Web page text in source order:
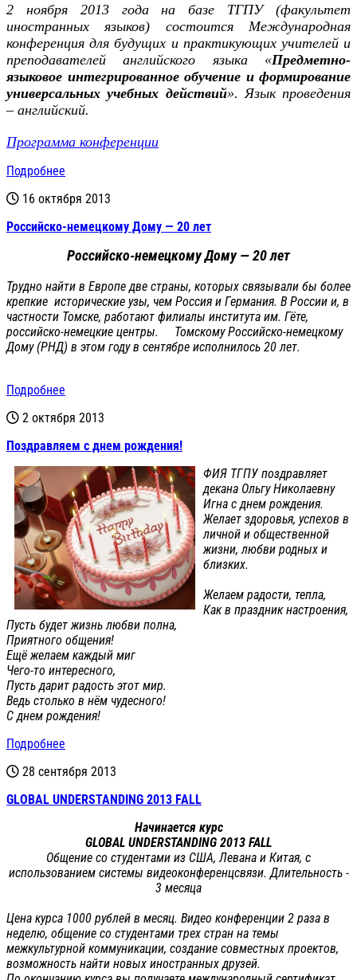
2 ноября 2013 года на базе ТГПУ (факультет
иностранных языков) состоится Международная
конференция для будущих и практикующих учителей и
преподавателей английского языка «Предметно-
языковое интегрированное обучение и формирование
универсальных учебных действий». Язык проведения
– английский.
Программа конференции
Подробнее
16 октября 2013
Российско-немецкому Дому — 20 лет
Российско-немецкому Дому — 20 лет
Трудно найти в Европе две страны, которых связывали бы более
крепкие исторические узы, чем Россия и Германия. В России и, в
частности Томске, работают филиалы института им. Гёте,
российско-немецкие центры. Томскому Российско-немецкому
Дому (РНД) в этом году в сентябре исполнилось 20 лет.
Подробнее
2 октября 2013
Поздравляем с днем рождения!
ФИЯ ТГПУ поздравляет
декана Ольгу Николаевну
Игна с днем рождения.
Желает здоровья, успехов в
личной и общественной
жизни, любви родных и
близких.
Желаем радости, тепла,
Как в праздник настроения,
Пусть будет жизнь любви полна,
Приятного общения!
Ещё желаем каждый миг
Чего-то интересного,
Пусть дарит радость этот мир.
Ведь столько в нём чудесного!
С днем рождения!
Подробнее
28 сентября 2013
GLOBAL UNDERSTANDING 2013 FALL
Начинается курс
GLOBAL UNDERSTANDING 2013 FALL
Общение со студентами из США, Левана и Китая, с
использованием системы видеоконференцсвязи. Длительность -
3 месяца
Цена курса 1000 рублей в месяц. Видео конференции 2 раза в
неделю, общение со студентами трех стран на темы
межкультурной коммуникации, создание совместных проектов,
возможность найти новых иностранных друзей.